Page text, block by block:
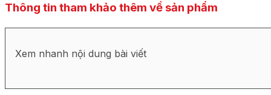
Thông tin tham khảo thêm về sản phẩm
Xem nhanh nội dung bài viết